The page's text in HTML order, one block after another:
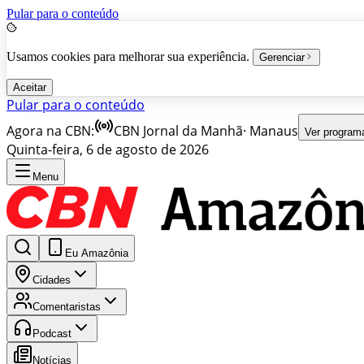
Pular para o conteúdo
Usamos cookies para melhorar sua experiência. Gerenciar
Aceitar
Pular para o conteúdo
Agora na CBN:
CBN Jornal da Manhã· Manaus Ver
Quinta-feira, 6 de agosto de 2026
Menu
Eu Amazônia
Cidades
Comentaristas
Podcast
Notícias